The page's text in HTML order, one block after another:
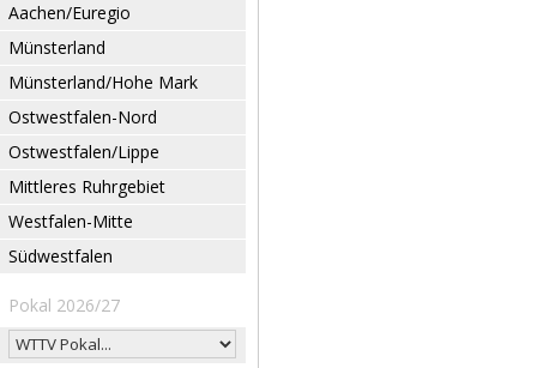
Aachen/Euregio
Münsterland
Münsterland/Hohe Mark
Ostwestfalen-Nord
Ostwestfalen/Lippe
Mittleres Ruhrgebiet
Westfalen-Mitte
Südwestfalen
Pokal 2026/27